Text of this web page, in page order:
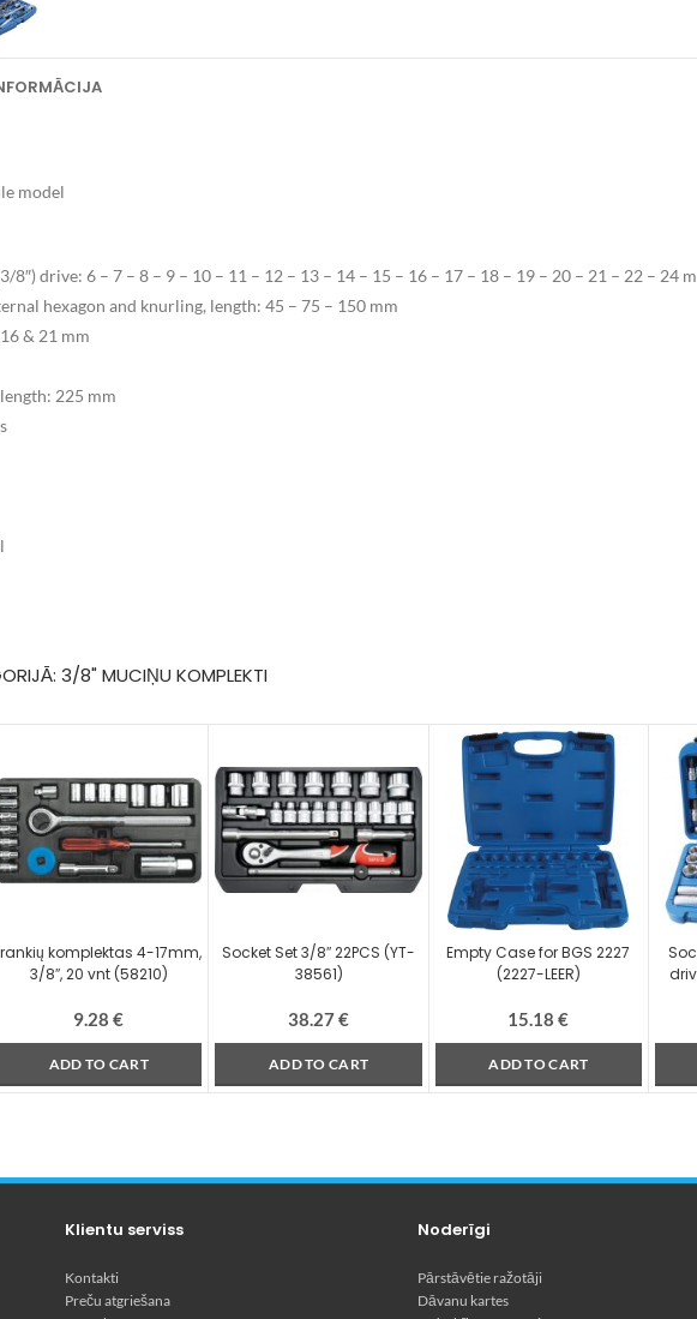
model
8″) drive: 6 – 7 – 8 – 9 – 10 – 11 – 12 – 13 – 14 – 15 – 16 – 17 – 18 – 19 – 20 – 21 – 22 – 24
hexagon and knurling, length: 45 – 75 – 150 mm
& 21 mm
225 mm
3/8" MUCIŅU KOMPLEKTI
komplektas 4-17mm,
3/8″, 20 vnt (58210)
9.28€
ADD TO CART
Socket Set 3/8″ 22PCS (YT-
38561)
38.27€
ADD TO CART
Empty Case for BGS 2227
(2227-LEER)
15.18€
ADD TO CART
Klientu serviss
Kontakti
Preču atgriešana
Noderīgi
Pārstāvētie ražotāji
Dāvanu kartes